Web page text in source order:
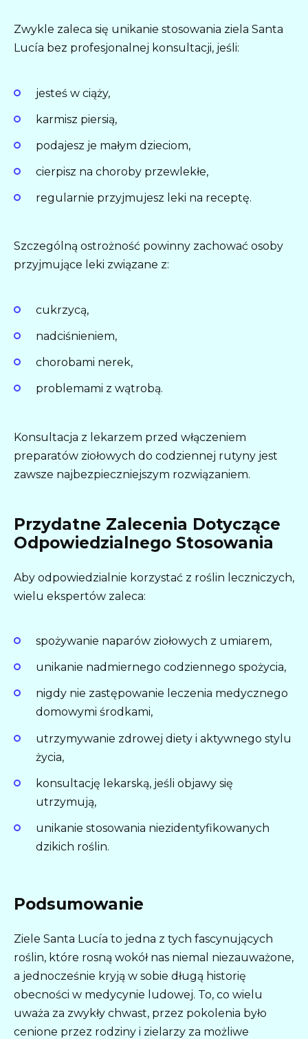
Zwykle zaleca się unikanie stosowania ziela Santa
Lucía bez profesjonalnej konsultacji, jeśli:
jesteś w ciąży,
karmisz piersią,
podajesz je małym dzieciom,
cierpisz na choroby przewlekłe,
regularnie przyjmujesz leki na receptę.
Szczególną ostrożność powinny zachować osoby
przyjmujące leki związane z:
cukrzycą,
nadciśnieniem,
chorobami nerek,
problemami z wątrobą.
Konsultacja z lekarzem przed włączeniem
preparatów ziołowych do codziennej rutyny jest
zawsze najbezpieczniejszym rozwiązaniem.
Przydatne Zalecenia Dotyczące
Odpowiedzialnego Stosowania
Aby odpowiedzialnie korzystać z roślin leczniczych,
wielu ekspertów zaleca:
spożywanie naparów ziołowych z umiarem,
unikanie nadmiernego codziennego spożycia,
nigdy nie zastępowanie leczenia medycznego
domowymi środkami,
utrzymywanie zdrowej diety i aktywnego stylu
życia,
konsultację lekarską, jeśli objawy się
utrzymują,
unikanie stosowania niezidentyfikowanych
dzikich roślin.
Podsumowanie
Ziele Santa Lucía to jedna z tych fascynujących
roślin, które rosną wokół nas niemal niezauważone,
a jednocześnie kryją w sobie długą historię
obecności w medycynie ludowej. To, co wielu
uważa za zwykły chwast, przez pokolenia było
cenione przez rodziny i zielarzy za możliwe